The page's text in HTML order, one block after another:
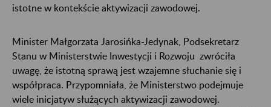
istotne w kontekście aktywizacji zawodowej.
Minister Małgorzata Jarosińka-Jedynak, Podsekretarz
Stanu w Ministerstwie Inwestycji i Rozwoju zwróciła
uwagę, że istotną sprawą jest wzajemne słuchanie się i
współpraca. Przypomniała, że Ministerstwo podejmuje
wiele inicjatyw służących aktywizacji zawodowej.